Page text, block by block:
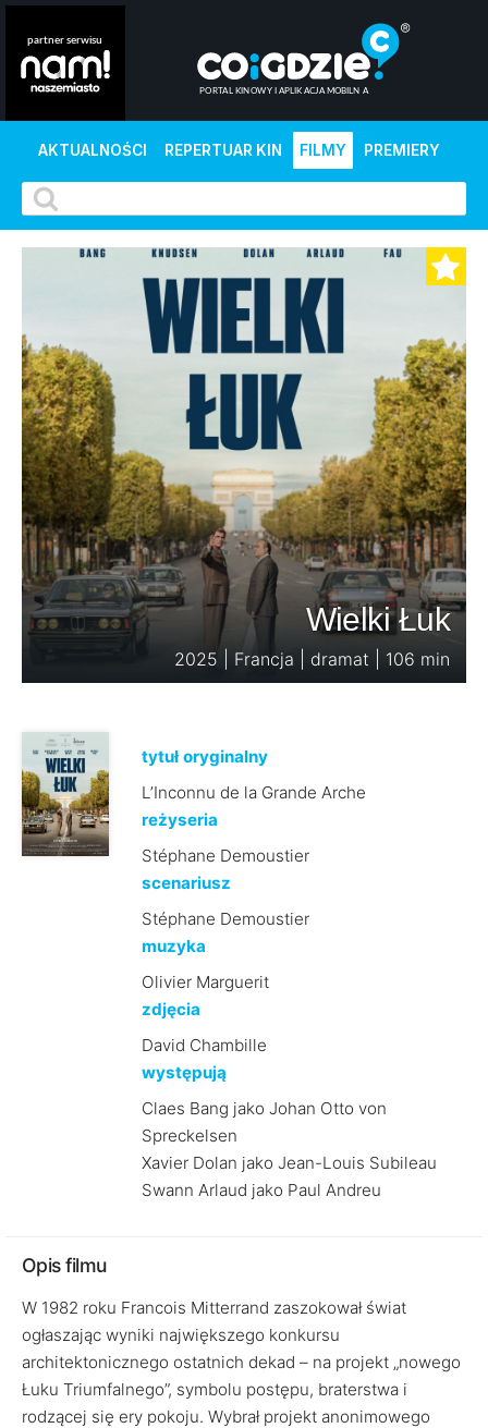
AKTUALNOŚCI REPERTUAR KIN FILMY PREMIERY
Wielki Łuk
2025 | Francja | dramat | 106 min
tytuł oryginalny
L’Inconnu de la Grande Arche
reżyseria
Stéphane Demoustier
scenariusz
Stéphane Demoustier
muzyka
Olivier Marguerit
zdjęcia
David Chambille
występują
Claes Bang jako Johan Otto von
Spreckelsen
Xavier Dolan jako Jean-Louis Subileau
Swann Arlaud jako Paul Andreu
Opis filmu
W 1982 roku Francois Mitterrand zaszokował świat
ogłaszając wyniki największego konkursu
architektonicznego ostatnich dekad – na projekt „nowego
Łuku Triumfalnego”, symbolu postępu, braterstwa i
rodzącej się ery pokoju. Wybrał projekt anonimowego